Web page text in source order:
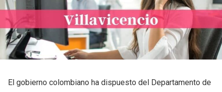
El gobierno colombiano ha dispuesto del Departamento de